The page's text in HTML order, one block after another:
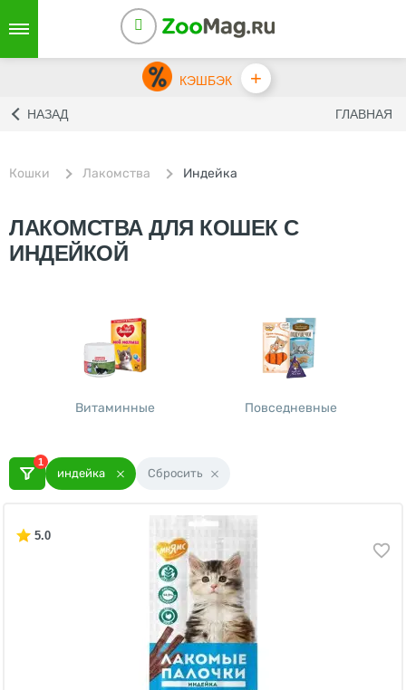
КЭШБЭК +
НАЗАД ГЛАВНАЯ
Кошки Лакомства Индейка
ЛАКОМСТВА ДЛЯ КОШЕК С
ИНДЕЙКОЙ
Витаминные Повседневные
1
индейка Сбросить
5.0